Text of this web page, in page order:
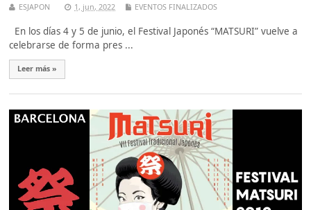
ESJAPON 1, jun, 2022 EVENTOS FINALIZADOS
En los días 4 y 5 de junio, el Festival Japonés “MATSURI” vuelve a
celebrarse de forma pres ...
Leer más »